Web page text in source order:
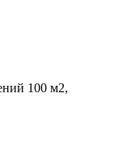
100 м2,